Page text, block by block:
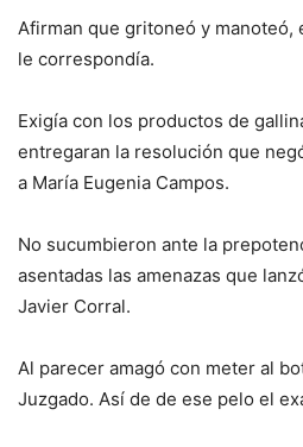
Afirman que gritoneó y manoteó,
le correspondía.
Exigía con los productos de
entregaran la resolución que
a María Eugenia Campos.
No sucumbieron ante la
asentadas las amenazas que
Javier Corral.
Al parecer amagó con meter al
Juzgado. Así de de ese pelo el